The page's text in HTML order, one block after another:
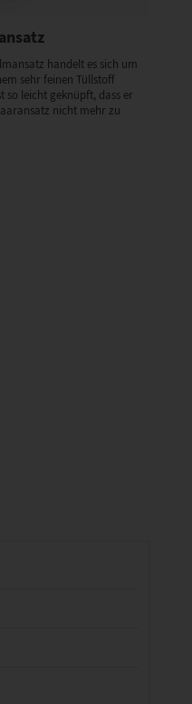
handelt es sich um
sehr feinen Tüllstoff
so leicht geknüpft, dass er
nicht mehr zu